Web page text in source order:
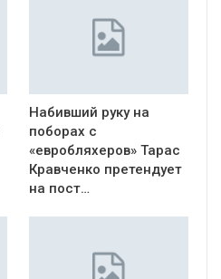
Набивший руку на
поборах с
«евробляхеров» Тарас
Кравченко претендует
на пост…